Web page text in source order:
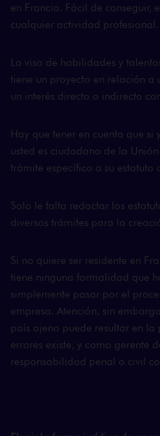
en Francia. Fácil de conseguir,
cualquier actividad profesional.
La visa de habilidades y
tiene un proyecto en relación
un interés directo o indirecto
Hay que tener en cuenta que si
usted es ciudadano de la
trámite específico a su estatuto
Solo le falta redactar los
diversos trámites para la
Si no quiere ser residente en
tiene ninguna formalidad que
simplemente pasar por el
empresa. Atención, sin
país ajeno puede resultar en
errores existe, y como gerente
responsabilidad penal o civil